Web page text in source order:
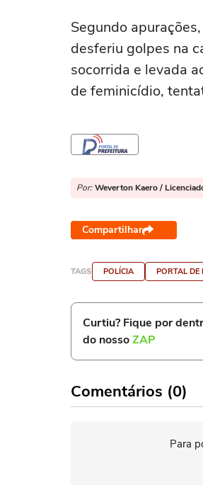
Segundo
desferiu golpes na
socorrida e levada
de feminicídio,
Por: Weverton Kaero /
Compartilhar
TAGS POLÍCIA PORTAL DE
Curtiu? Fique por
do nossoZAP
Comentários (0)
Para